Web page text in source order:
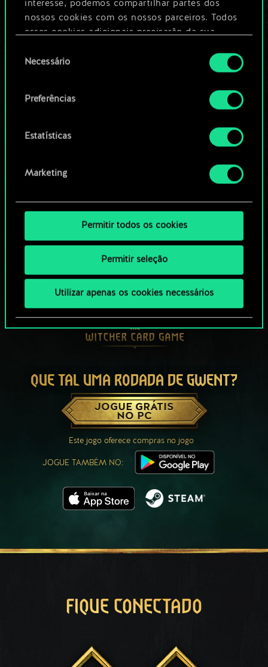
interesse, podemos compartilhar partes dos
nossos cookies com os nossos parceiros. Todos
esses cookies adicionais precisarão da sua
Você encontrará todos os detalhes sobre o uso
de cookies e poderá ajustar as suas preferências
no menu "Configurações" abaixo.
deNecessário
Preferências
Estatísticas
Marketing
Permitir todos os cookies
Permitir seleção
Utilizar apenas os cookies necessários
um guia
QUE TAL UMA RODADA DE GWENT?
JOGUE GRÁTIS
NO PC
Este jogo oferece compras no jogo
JOGUE TAMBÉM NO:
FIQUE CONECTADO